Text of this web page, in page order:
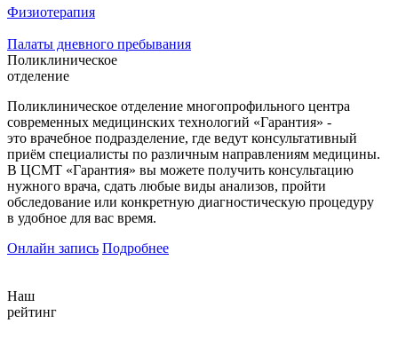
Физиотерапия
Палаты дневного пребывания
Поликлиническое
отделение
Поликлиническое отделение многопрофильного центра
современных медицинских технологий «Гарантия» -
это врачебное подразделение, где ведут консультативный
приём специалисты по различным направлениям медицины.
В ЦСМТ «Гарантия» вы можете получить консультацию
нужного врача, сдать любые виды анализов, пройти
обследование или конкретную диагностическую процедуру
в удобное для вас время.
Онлайн запись Подробнее
Наш
рейтинг